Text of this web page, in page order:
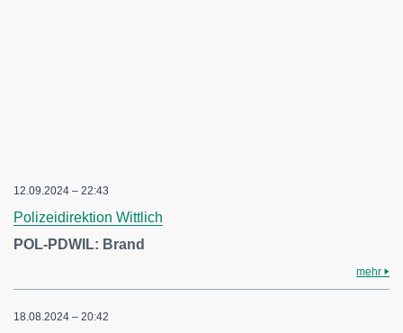
12.09.2024 – 22:43
Polizeidirektion Wittlich
POL-PDWIL: Brand
mehr
18.08.2024 – 20:42